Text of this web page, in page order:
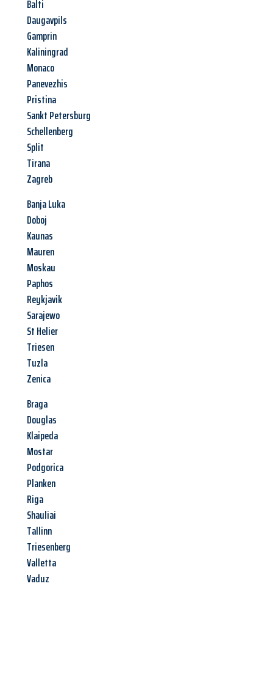
Balti
Daugavpils
Gamprin
Kaliningrad
Monaco
Panevezhis
Pristina
Sankt Petersburg
Schellenberg
Split
Tirana
Zagreb
Banja Luka
Doboj
Kaunas
Mauren
Moskau
Paphos
Reykjavik
Sarajewo
St Helier
Triesen
Tuzla
Zenica
Braga
Douglas
Klaipeda
Mostar
Podgorica
Planken
Riga
Shauliai
Tallinn
Triesenberg
Valletta
Vaduz